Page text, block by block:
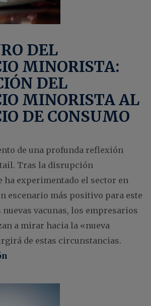
DEL
MINORISTA:
DEL
MINORISTA AL
DE CONSUMO
de una profunda reflexión
Tras la disrupción
ha experimentado el sector en
escenario más positivo para este
nuevas vacunas, los empresarios
a mirar hacia la «nueva
de estas circunstancias.